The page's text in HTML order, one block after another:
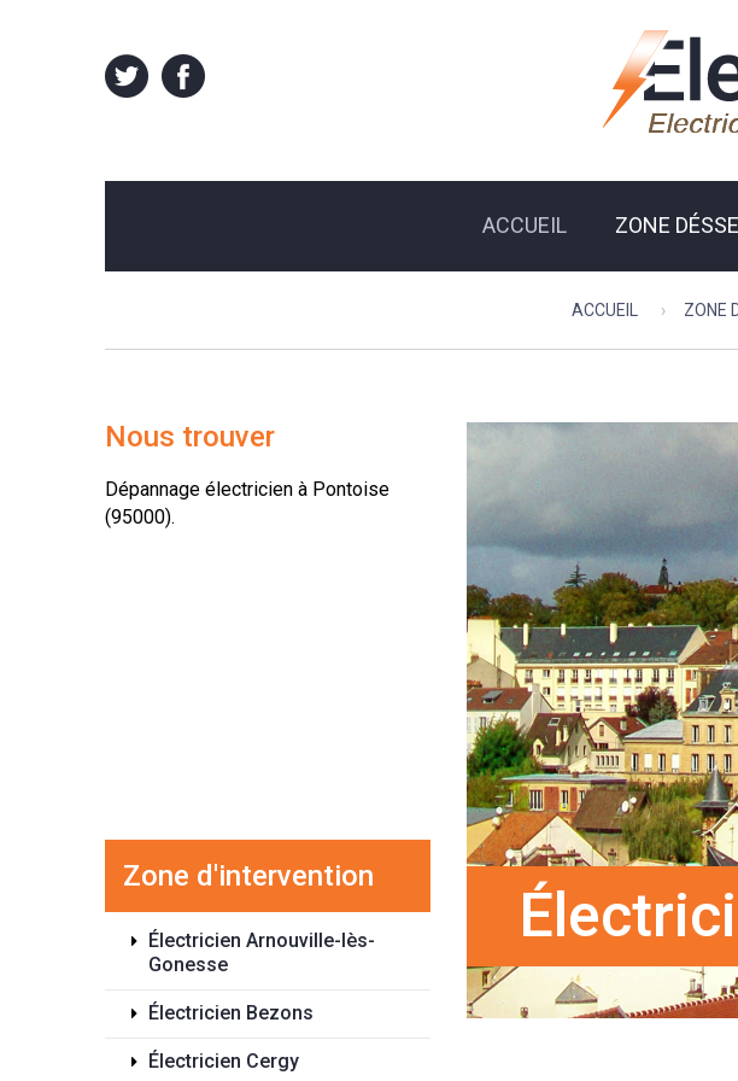
ACCUEIL ZONE
ACCUEIL ZONE
Nous trouver
Dépannage électricien à Pontoise
(95000).
Zone d'intervention
Électricien Arnouville-lès-
Gonesse
Électricien Bezons
Électricien Cergy